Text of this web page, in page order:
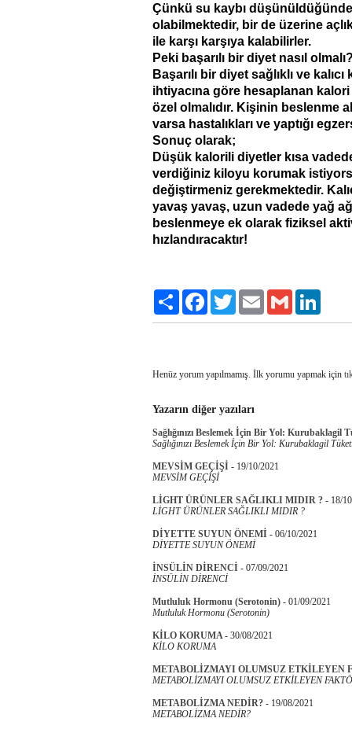
Çünkü su kaybı
olabilmektedir, bir de üzerine
ile karşı karşıya kalabilirler.
Peki başarılı bir diyet nasıl
Başarılı bir diyet sağlıklı ve
ihtiyacına göre hesaplanan kalori
özel olmalıdır. Kişinin beslenme
varsa hastalıkları ve yaptığı
Sonuç olarak;
Düşük kalorili diyetler kısa
verdiğiniz kiloyu korumak
değiştirmeniz gerekmektedir.
yavaş yavaş, uzun vadede yağ
beslenmeye ek olarak fiziksel
hızlandıracaktır!
Paylaş FacebookTwitter Email Gmail
Henüz yorum yapılmamış. İlk yorumu yapmak için
Yazarın diğer yazıları
Sağlığınızı Beslemek İçin Bir Yol: Kurubaklagil
Sağlığınızı Beslemek İçin Bir Yol: Kurubaklagil
MEVSİM GEÇİŞİ - 19/10/2021
MEVSİM GEÇİŞİ
LİGHT ÜRÜNLER SAĞLIKLI MIDIR ? - 18/
LİGHT ÜRÜNLER SAĞLIKLI MIDIR ?
DİYETTE SUYUN ÖNEMİ - 06/10/2021
DİYETTE SUYUN ÖNEMİ
İNSÜLİN DİRENCİ - 07/09/2021
İNSÜLİN DİRENCİ
Mutluluk Hormonu (Serotonin) - 01/09/2021
Mutluluk Hormonu (Serotonin)
KİLO KORUMA- 30/08/2021
KİLO KORUMA
METABOLİZMAYI OLUMSUZ ETKİLEYEN
METABOLİZMAYI OLUMSUZ ETKİLEYEN
METABOLİZMA NEDİR? - 19/08/2021
METABOLİZMA NEDİR?